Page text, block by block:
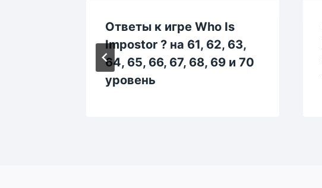
Ответы к игре Who Is
Impostor ? на 61, 62, 63,
64, 65, 66, 67, 68, 69 и 70
уровень